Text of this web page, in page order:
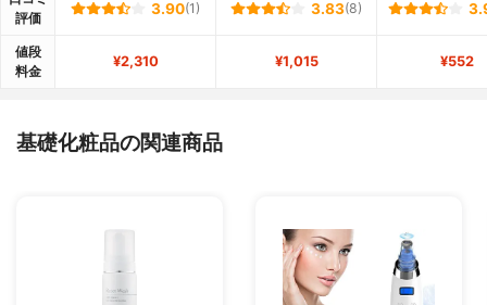
評価
3.90(1) 3.83(8)
値段
料金
¥2,310 ¥1,015 ¥552
基礎化粧品の関連商品